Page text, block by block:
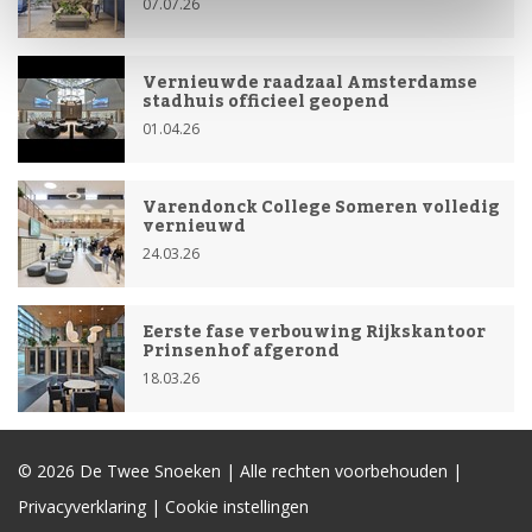
Vernieuwde raadzaal Amsterdamse
stadhuis officieel geopend
01.04.26
Varendonck College Someren volledig
vernieuwd
24.03.26
Eerste fase verbouwing Rijkskantoor
Prinsenhof afgerond
18.03.26
© 2026 De Twee Snoeken | Alle rechten voorbehouden |
Privacyverklaring | Cookie instellingen